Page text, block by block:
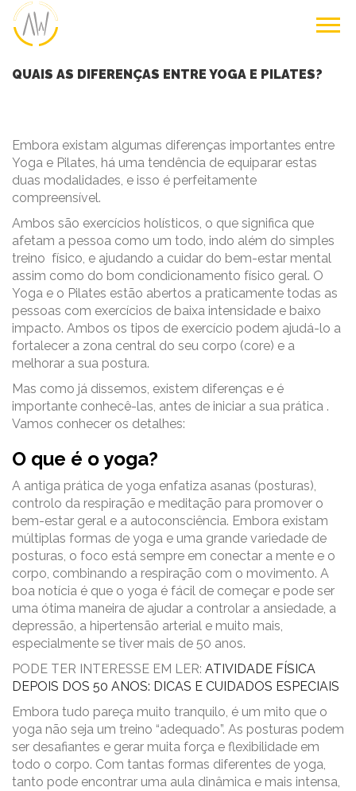
QUAIS AS DIFERENÇAS ENTRE YOGA E PILATES?
Embora existam algumas diferenças importantes entre
Yoga e Pilates, há uma tendência de equiparar estas
duas modalidades, e isso é perfeitamente
compreensível.
Ambos são exercícios holísticos, o que significa que
afetam a pessoa como um todo, indo além do simples
treino físico, e ajudando a cuidar do bem-estar mental
assim como do bom condicionamento físico geral. O
Yoga e o Pilates estão abertos a praticamente todas as
pessoas com exercícios de baixa intensidade e baixo
impacto. Ambos os tipos de exercício podem ajudá-lo a
fortalecer a zona central do seu corpo (core) e a
melhorar a sua postura.
Mas como já dissemos, existem diferenças e é
importante conhecê-las, antes de iniciar a sua prática .
Vamos conhecer os detalhes:
O que é o yoga?
A antiga prática de yoga enfatiza asanas (posturas),
controlo da respiração e meditação para promover o
bem-estar geral e a autoconsciência. Embora existam
múltiplas formas de yoga e uma grande variedade de
posturas, o foco está sempre em conectar a mente e o
corpo, combinando a respiração com o movimento. A
boa notícia é que o yoga é fácil de começar e pode ser
uma ótima maneira de ajudar a controlar a ansiedade, a
depressão, a hipertensão arterial e muito mais,
especialmente se tiver mais de 50 anos.
PODE TER INTERESSE EM LER: ATIVIDADE FÍSICA
DEPOIS DOS 50 ANOS: DICAS E CUIDADOS ESPECIAIS
Embora tudo pareça muito tranquilo, é um mito que o
yoga não seja um treino “adequado”. As posturas podem
ser desafiantes e gerar muita força e flexibilidade em
todo o corpo. Com tantas formas diferentes de yoga,
tanto pode encontrar uma aula dinâmica e mais intensa,